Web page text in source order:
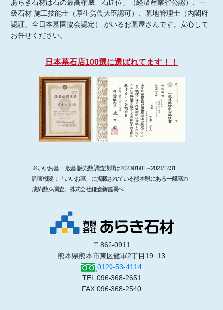
〒862-0911
熊本県熊本市東区健軍2丁目19−13
0120-53-4114
TEL 096-368-2651
FAX 096-368-2540
あらき石材は石の最高権威「石匠位」（経済産業省公認）、一
級石材 施工技能士（厚生労働大臣認可）、墓地管理士（内閣府
認証、全日本墓園協会認定） がいるお墓屋さんです。安心して
お任せください。
日本墓石店100選に選ばれてます！！
※いいお墓 一般墓 販売数 調査期間は2023/01/01～2023/12/31
調査概要：「いいお墓」に掲載されている熊本県にある一般墓の
成約数を調査。株式会社鎌倉新書調べ